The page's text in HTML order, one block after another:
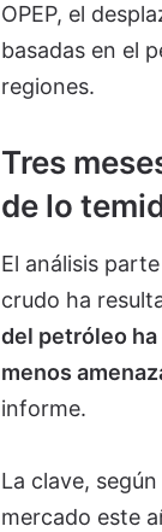
OPEP, el
basadas en el
regiones.
Tres
de lo
El análisis
crudo ha
del petróleo
menos
informe.
La clave,
mercado este